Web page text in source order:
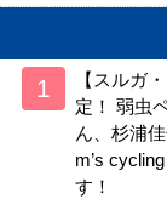
【スルガ
定！ 弱虫
ん、杉浦
m’s
す！